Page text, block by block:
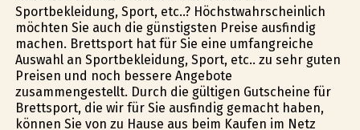
Sportbekleidung, Sport, etc..? Höchstwahrscheinlich
möchten Sie auch die günstigsten Preise ausfindig
machen. Brettsport hat für Sie eine umfangreiche
Auswahl an Sportbekleidung, Sport, etc.. zu sehr guten
Preisen und noch bessere Angebote
zusammengestellt. Durch die gültigen Gutscheine für
Brettsport, die wir für Sie ausfindig gemacht haben,
können Sie von zu Hause aus beim Kaufen im Netz